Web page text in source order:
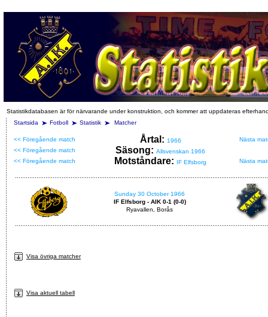
Statistikdatabasen är för närvarande under konstruktion, och kommer att uppdateras
Startsida
Fotboll Statistik Matcher
<< Föregående match Årtal: 1966
Nästa
<< Föregående match
Säsong: Allsvenskan 1966
<< Föregående match
Motståndare: IF Elfsborg Nästa
Sunday 30 October 1966
IF Elfsborg - AIK 0-1 (0-0)
Ryavallen, Borås
Visa övriga matcher
Visa aktuell tabell